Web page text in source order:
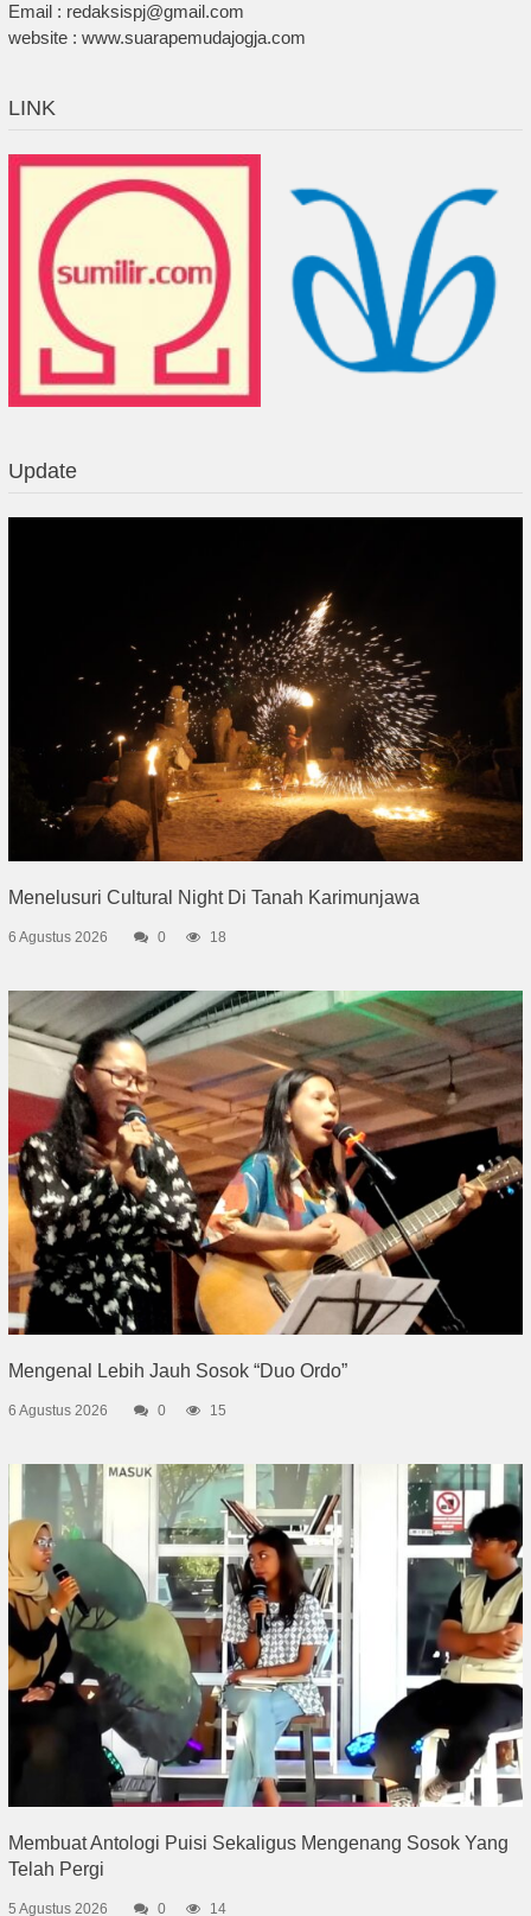
Email : redaksispj@gmail.com
website : www.suarapemudajogja.com
LINK
Update
Menelusuri Cultural Night Di Tanah Karimunjawa
6 Agustus 2026 0 18
Mengenal Lebih Jauh Sosok “Duo Ordo”
6 Agustus 2026 0 15
Membuat Antologi Puisi Sekaligus Mengenang Sosok Yang
Telah Pergi
5 Agustus 2026 0 14